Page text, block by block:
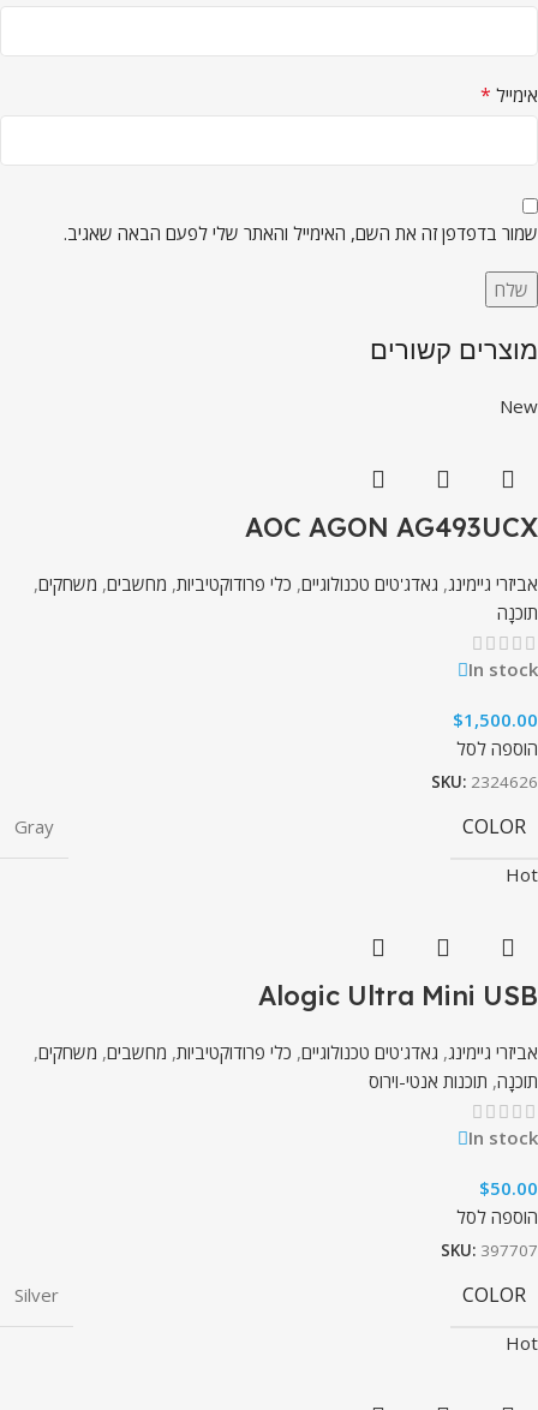
אימייל *
שמור בדפדפן זה את השם, האימייל והאתר שלי לפעם הבאה שאגיב.
מוצרים קשורים
New
AOC AGON AG493UCX
אביזרי גיימינג, גאדג'טים טכנולוגיים, כלי פרודוקטיביות, מחשבים, משחקים,
תוֹכנָה
In stock
$1,500.00
הוספה לסל
SKU: 2324626
COLOR
Gray
Hot
Alogic Ultra Mini USB
אביזרי גיימינג, גאדג'טים טכנולוגיים, כלי פרודוקטיביות, מחשבים, משחקים,
תוֹכנָה, תוכנות אנטי-וירוס
In stock
$50.00
הוספה לסל
SKU: 397707
COLOR
Silver
Hot